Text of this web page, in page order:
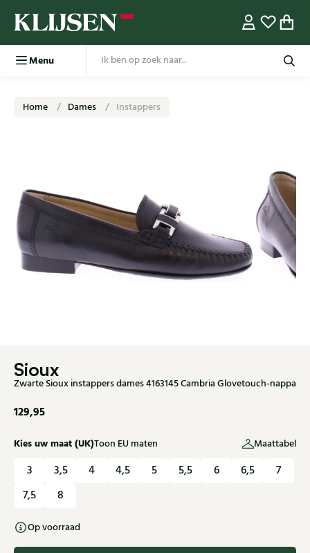
Menu
Home Dames Instappers
Sioux
Zwarte Sioux instappers dames 4163145 Cambria Glovetouch-nappa
129,95
Kies uw maat (UK)Toon EU maten Maattabel
3 3,5 4 4,5 5 5,5 6 6,5
7
7,5
8
Op voorraad